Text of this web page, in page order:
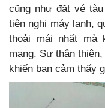
cũng như đặt vé
tiện nghi máy lạnh,
thoải mái nhất mà
mạng. Sự thân
khiến bạn cảm thấy